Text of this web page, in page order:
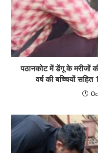
पठानकोट में डेंगू के मरीजों
वर्ष की बच्चियों